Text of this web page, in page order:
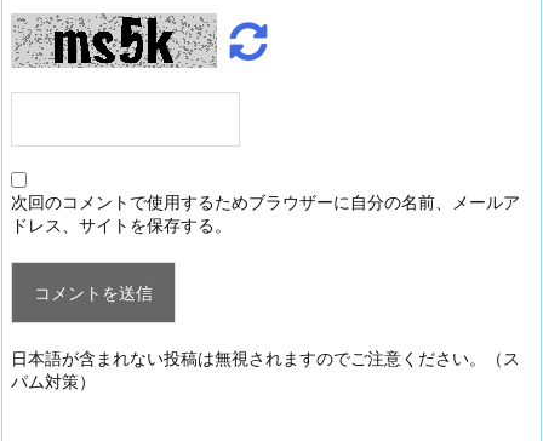
次回のコメントで使用するためブラウザーに自分の名前、メールア
ドレス、サイトを保存する。
日本語が含まれない投稿は無視されますのでご注意ください。（ス
パム対策）